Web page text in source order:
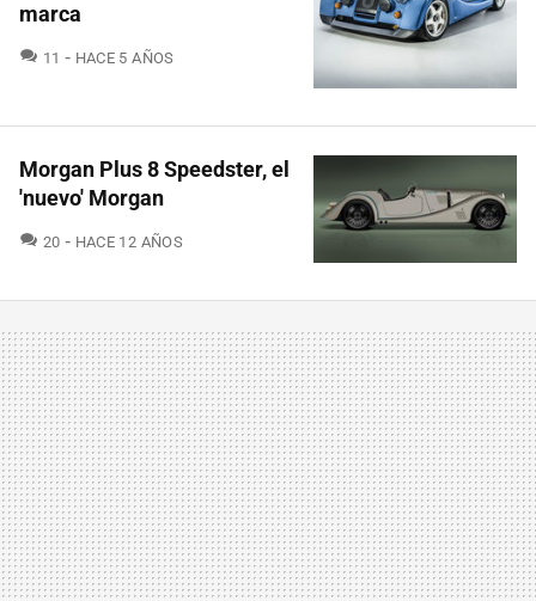
marca
11 COMENTARIOS
HACE 5 AÑOS
Morgan Plus 8 Speedster, el
'nuevo' Morgan
20 COMENTARIOS
HACE 12 AÑOS